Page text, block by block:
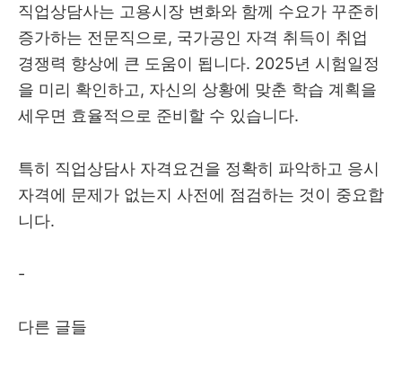
직업상담사는 고용시장 변화와 함께 수요가 꾸준히
증가하는 전문직으로, 국가공인 자격 취득이 취업
경쟁력 향상에 큰 도움이 됩니다. 2025년 시험일정
을 미리 확인하고, 자신의 상황에 맞춘 학습 계획을
세우면 효율적으로 준비할 수 있습니다.
특히 직업상담사 자격요건을 정확히 파악하고 응시
자격에 문제가 없는지 사전에 점검하는 것이 중요합
니다.
-
다른 글들